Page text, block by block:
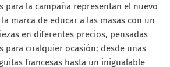
para la campaña representan el nuevo
marca de educar a las masas con un
en diferentes precios, pensadas
para cualquier ocasión; desde unas
francesas hasta un inigualable